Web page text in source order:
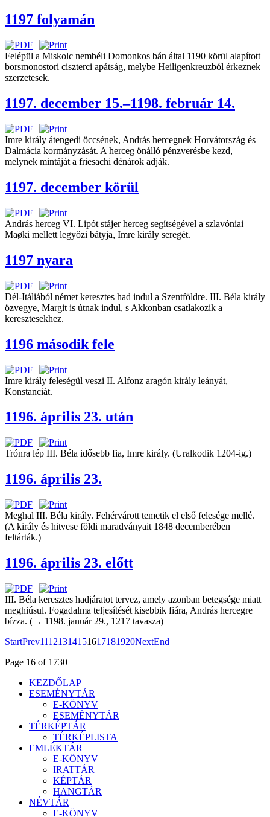
1197 folyamán
|
Felépül a Miskolc nembéli Domonkos bán által 1190 körül alapított
borsmonostori ciszterci apátság, melybe Heiligenkreuzból érkeznek
szerzetesek.
1197. december 15.–1198. február 14.
|
Imre király átengedi öccsének, András hercegnek Horvátország és
Dalmácia kormányzását. A herceg önálló pénzverésbe kezd,
melynek mintáját a friesachi dénárok adják.
1197. december körül
|
András herceg VI. Lipót stájer herceg segítségével a szlavóniai
Maøki mellett legyőzi bátyja, Imre király seregét.
1197 nyara
|
Dél-Itáliából német keresztes had ­indul a Szentföldre. III. Béla király
özvegye, Margit is útnak indul, s Akkonban csatlakozik a
keresztesekhez.
1196 második fele
|
Imre király feleségül veszi II. Alfonz aragón király leányát,
Konstanciát.
1196. április 23. után
|
Trónra lép III. Béla idősebb fia, Imre király. (Uralkodik 1204-ig.)
1196. április 23.
|
Meghal III. Béla király. ­Fehér­várott temetik el első felesége mellé.
(A király és hitvese földi maradványait 1848 decemberében
feltárták.)
1196. április 23. előtt
|
III. Béla keresztes hadjáratot tervez, amely azonban betegsége ­miatt
meghiúsul. Fogadalma teljesítését kisebbik fiára, András hercegre
bízza. (→ 1198. január 29., 1217 tavasza)
StartPrev11121314151617181920NextEnd
Page 16 of 1730
KEZDŐLAP
ESEMÉNYTÁR
E-KÖNYV
ESEMÉNYTÁR
TÉRKÉPTÁR
TÉRKÉPLISTA
EMLÉKTÁR
E-KÖNYV
IRATTÁR
KÉPTÁR
HANGTÁR
NÉVTÁR
E-KÖNYV